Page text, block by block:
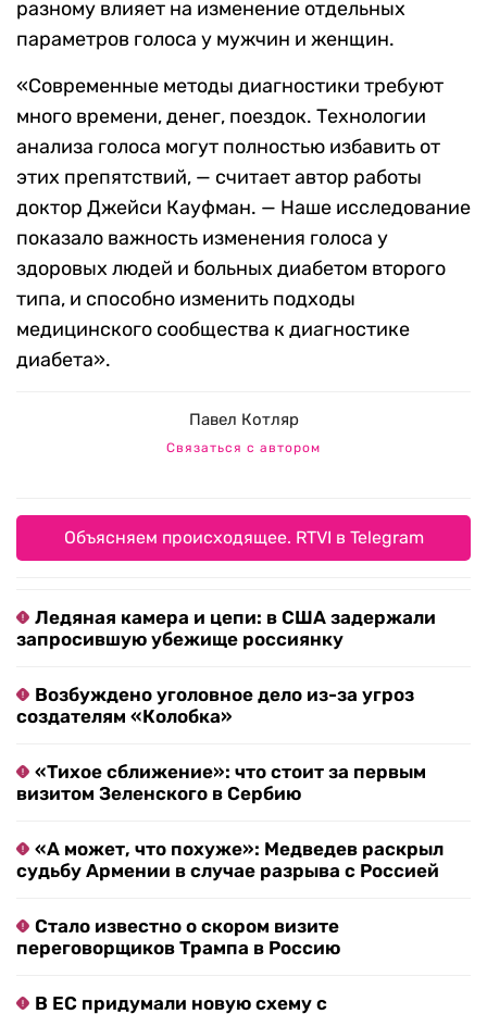
разному влияет на изменение отдельных
параметров голоса у мужчин и женщин.
«Современные методы диагностики требуют
много времени, денег, поездок. Технологии
анализа голоса могут полностью избавить от
этих препятствий, — считает автор работы
доктор Джейси Кауфман. — Наше исследование
показало важность изменения голоса у
здоровых людей и больных диабетом второго
типа, и способно изменить подходы
медицинского сообщества к диагностике
диабета».
Павел Котляр
Связаться с автором
Объясняем происходящее. RTVI в Telegram
Ледяная камера и цепи: в США задержали
запросившую убежище россиянку
Возбуждено уголовное дело из-за угроз
создателям «Колобка»
«Тихое сближение»: что стоит за первым
визитом Зеленского в Сербию
«А может, что похуже»: Медведев раскрыл
судьбу Армении в случае разрыва с Россией
Стало известно о скором визите
переговорщиков Трампа в Россию
В ЕС придумали новую схему с